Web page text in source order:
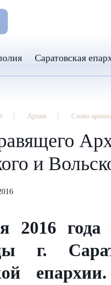
Саратовская
Архив Слово
и
2016
г.